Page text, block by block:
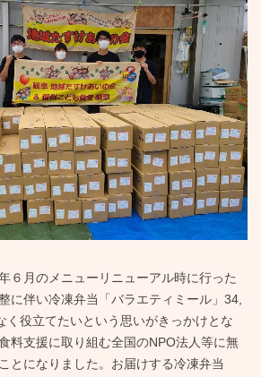
６月のメニューリニューアル時に行った
に伴い冷凍弁当「バラエティミール」34,
く役立てたいという思いがきっかけとな
料支援に取り組む全国のNPO法人等に無
とになりました。お届けする冷凍弁当